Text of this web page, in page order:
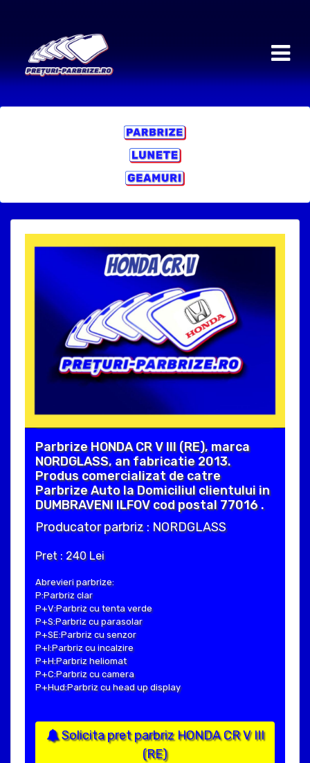
Parbrize HONDA CR V III (RE), marca
NORDGLASS, an fabricatie 2013.
Produs comercializat de catre
Parbrize Auto la Domiciliul clientului in
DUMBRAVENI ILFOV cod postal 77016 .
Producator parbriz : NORDGLASS
Pret : 240 Lei
Abrevieri parbrize:
P:Parbriz clar
P+V:Parbriz cu tenta verde
P+S:Parbriz cu parasolar
P+SE:Parbriz cu senzor
P+I:Parbriz cu incalzire
P+H:Parbriz heliomat
P+C:Parbriz cu camera
P+Hud:Parbriz cu head up display
Solicita pret parbriz HONDA CR V III
(RE)